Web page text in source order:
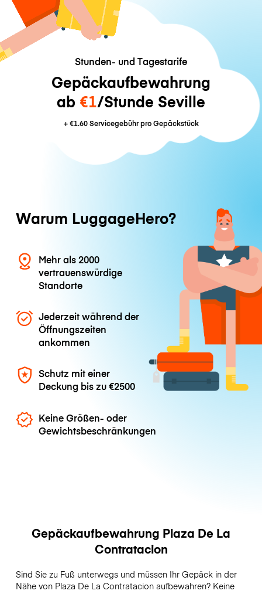
Stunden- und Tagestarife
Gepäckaufbewahrung
ab €1/Stunde Seville
+€1.60Servicegebühr pro Gepäckstück
Warum LuggageHero?
Mehr als 2000
vertrauenswürdige
Standorte
Jederzeit während der
Öffnungszeiten
ankommen
Schutz mit einer
Deckung bis zu€2500
Keine Größen- oder
Gewichtsbeschränkungen
Gepäckaufbewahrung Plaza De La
Contratacion
Sind Sie zu Fuß unterwegs und müssen Ihr Gepäck in der
Nähe von Plaza De La Contratacion aufbewahren? Keine